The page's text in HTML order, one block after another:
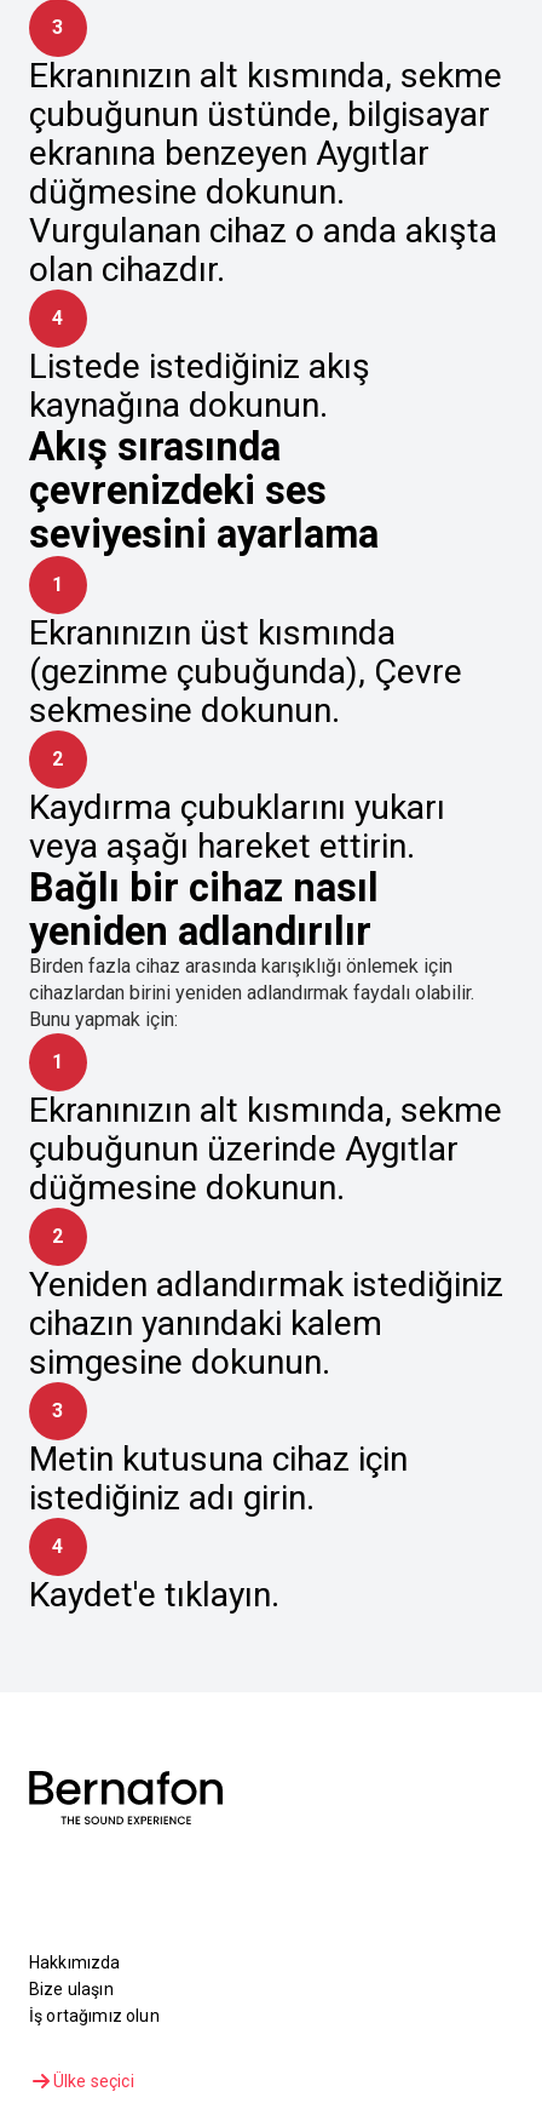
3
Ekranınızın alt kısmında, sekme
çubuğunun üstünde, bilgisayar
ekranına benzeyen Aygıtlar
düğmesine dokunun.
Vurgulanan cihaz o anda akışta
olan cihazdır.
4
Listede istediğiniz akış
kaynağına dokunun.
Akış sırasında
çevrenizdeki ses
seviyesini ayarlama
1
Ekranınızın üst kısmında
(gezinme çubuğunda), Çevre
sekmesine dokunun.
2
Kaydırma çubuklarını yukarı
veya aşağı hareket ettirin.
Bağlı bir cihaz nasıl
yeniden adlandırılır
Birden fazla cihaz arasında karışıklığı önlemek için
cihazlardan birini yeniden adlandırmak faydalı olabilir.
Bunu yapmak için:
1
Ekranınızın alt kısmında, sekme
çubuğunun üzerinde Aygıtlar
düğmesine dokunun.
2
Yeniden adlandırmak istediğiniz
cihazın yanındaki kalem
simgesine dokunun.
3
Metin kutusuna cihaz için
istediğiniz adı girin.
4
Kaydet'e tıklayın.
Hakkımızda
Bize ulaşın
İş ortağımız olun
Ülke seçici